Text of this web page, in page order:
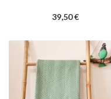
39,50 €